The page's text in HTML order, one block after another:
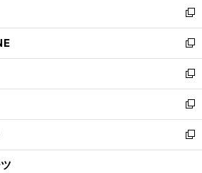
く
で
開
く
ド
ウ
で
開
く
ィ
ン
ド
ウ
で
開
く
い
ウ
ィ
ン
ド
ウ
で
開
く
新
し
い
ウ
ィ
ン
ド
ウ
で
開
新
し
い
ウ
ィ
ン
ド
ウ
新
し
い
ウ
ィ
ン
新
し
い
ウ
新
し